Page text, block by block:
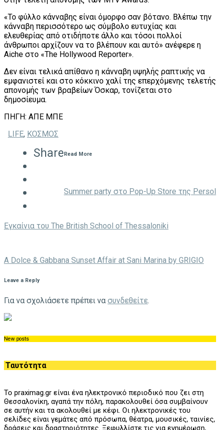
«Το φύλλο κάνναβης είναι όμορφο σαν βότανο. Βλέπω την
κάνναβη περισσότερο ως σύμβολο ευτυχίας και
ελευθερίας από οτιδήποτε άλλο και τόσοι πολλοί
άνθρωποι αρχίζουν να το βλέπουν και αυτό» ανέφερε η
Aiche στο «The Hollywood Reporter».
Δεν είναι τελικά απίθανο η κάνναβη υψηλής ραπτικής να
εμφανιστεί και στο κόκκινο χαλί της επερχόμενης τελετής
απονομής των βραβείων Όσκαρ, τονίζεται στο
δημοσίευμα.
ΠΗΓΗ: ΑΠΕ ΜΠΕ
LIFE, ΚΟΣΜΟΣ
Share Read More
Summer party στο Pop-Up Store της Persol
Eγκαίνια του The British School of Thessaloniki
A Dolce & Gabbana Sunset Affair at Sani Marina by GRIGIO
Leave a Reply
Για να σχολιάσετε πρέπει να συνδεθείτε.
New posts
Ταυτότητα
Το praximag.gr είναι ένα ηλεκτρονικό περιοδικό που ζει στη
Θεσσαλονίκη, αγαπά την πόλη, παρακολουθεί όσα συμβαίνουν
σε αυτήν και τα ακολουθεί με κέφι. Οι ηλεκτρονικές του
σελίδες είναι γεμάτες από πρόσωπα, θέατρα, μουσικές, ταινίες,
δράσεις και δραστηριότητες. Ξεφυλλίστε τις για ενημέρωση,